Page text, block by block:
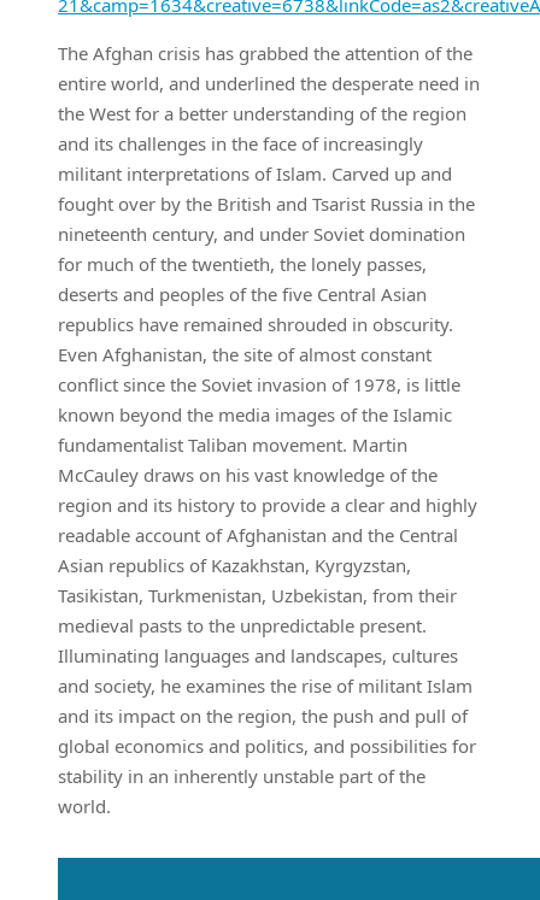
The Afghan crisis has grabbed the attention of the
entire world, and underlined the desperate need in
the West for a better understanding of the region
and its challenges in the face of increasingly
militant interpretations of Islam. Carved up and
fought over by the British and Tsarist Russia in the
nineteenth century, and under Soviet domination
for much of the twentieth, the lonely passes,
deserts and peoples of the five Central Asian
republics have remained shrouded in obscurity.
Even Afghanistan, the site of almost constant
conflict since the Soviet invasion of 1978, is little
known beyond the media images of the Islamic
fundamentalist Taliban movement. Martin
McCauley draws on his vast knowledge of the
region and its history to provide a clear and highly
readable account of Afghanistan and the Central
Asian republics of Kazakhstan, Kyrgyzstan,
Tasikistan, Turkmenistan, Uzbekistan, from their
medieval pasts to the unpredictable present.
Illuminating languages and landscapes, cultures
and society, he examines the rise of militant Islam
and its impact on the region, the push and pull of
global economics and politics, and possibilities for
stability in an inherently unstable part of the
world.